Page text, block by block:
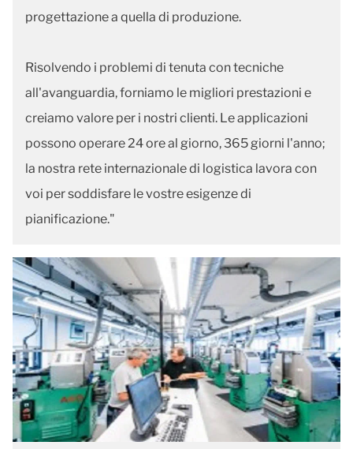
progettazione a quella di produzione.
Risolvendo i problemi di tenuta con tecniche
all'avanguardia, forniamo le migliori prestazioni e
creiamo valore per i nostri clienti. Le applicazioni
possono operare 24 ore al giorno, 365 giorni l'anno;
la nostra rete internazionale di logistica lavora con
voi per soddisfare le vostre esigenze di
pianificazione."